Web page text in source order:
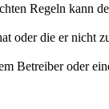
Regeln kann
oder die er nicht
Betreiber oder